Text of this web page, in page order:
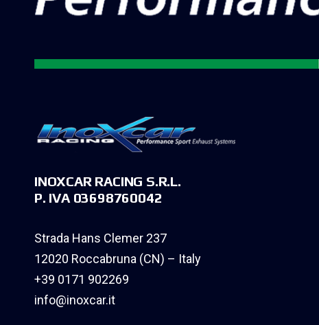
INOXCAR RACING S.R.L.
P. IVA 03698760042
Strada Hans Clemer 237
12020 Roccabruna (CN) – Italy
+39 0171 902269
info@inoxcar.it